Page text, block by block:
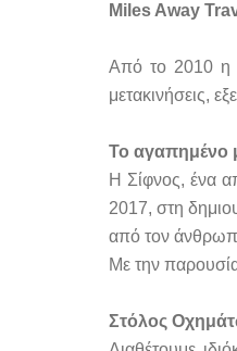
Miles Away
Από το 2010 η
μετακινήσεις,
Το αγαπημένο
Η Σίφνος, ένα
2017, στη
από τον
Με την
Στόλος